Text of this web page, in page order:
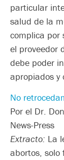
particular
salud de la
complica por
el proveedor
debe poder
apropiados y
No
Por el Dr.
News-Press
Extracto: La
abortos, solo